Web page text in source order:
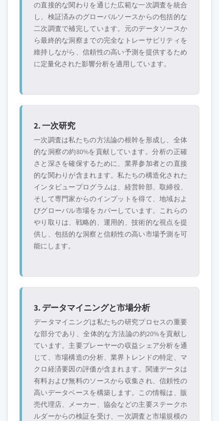
の直接的な関わりを通じた広範な一次調査を統合
し、検証済みのグローバルソースからの包括的な
二次調査で補完しています。元のデータソースか
ら最終的な洞察までの完全なトレーサビリティを
維持しながら、信頼性の高い予測を提供するため
に定量化された影響分析を適用しています。
2. 一次研究
一次調査は私たちの方法論の根幹を形成し、全体
的な洞察の約80%を貢献しています。分析の正確
さと深さを確保するために、業界参加者との直接
的な関わりが含まれます。私たちの構造化された
インタビュープログラムは、経営幹部、取締役、
そして専門家からのインプットを得て、地域およ
びグローバル市場をカバーしています。これらの
やり取りは、戦略的、運用的、技術的な視点を提
供し、包括的な洞察と信頼性の高い市場予測を可
能にします。
3. データマイニングと市場分析
データマイニングは私たちの研究プロセスの重要
な部分であり、全体的な方法論の約20%を貢献し
ています。主要プレーヤーの収益シェア分析を通
じて、市場構造の分析、業界トレンドの特定、マ
クロ経済要因の評価が含まれます。関連データは
有料および無料のソースから収集され、信頼性の
高いデータベースを構築します。この情報は、販
売代理店、メーカー、協会などの主要ステークホ
ルダーからの検証を受け、一次調査と市場規模の